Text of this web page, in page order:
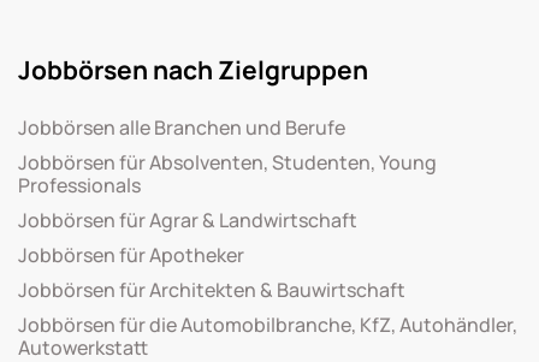
Jobbörsen nach Zielgruppen
Jobbörsen alle Branchen und Berufe
Jobbörsen für Absolventen, Studenten, Young
Professionals
Jobbörsen für Agrar & Landwirtschaft
Jobbörsen für Apotheker
Jobbörsen für Architekten & Bauwirtschaft
Jobbörsen für die Automobilbranche, KfZ, Autohändler,
Autowerkstatt